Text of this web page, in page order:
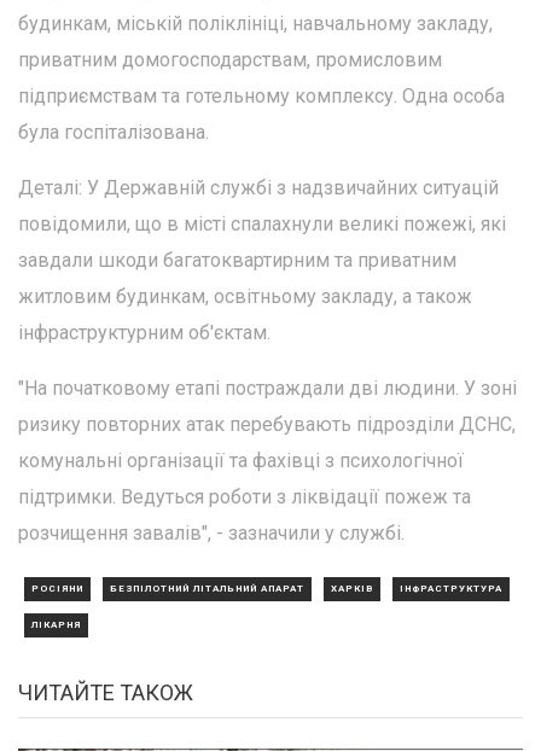
будинкам, міській поліклініці, навчальному закладу,
приватним домогосподарствам, промисловим
підприємствам та готельному комплексу. Одна особа
була госпіталізована.
Деталі: У Державній службі з надзвичайних ситуацій
повідомили, що в місті спалахнули великі пожежі, які
завдали шкоди багатоквартирним та приватним
житловим будинкам, освітньому закладу, а також
інфраструктурним об'єктам.
"На початковому етапі постраждали дві людини. У зоні
ризику повторних атак перебувають підрозділи ДСНС,
комунальні організації та фахівці з психологічної
підтримки. Ведуться роботи з ліквідації пожеж та
розчищення завалів", - зазначили у службі.
РОСІЯНИ БЕЗПІЛОТНИЙ ЛІТАЛЬНИЙ АПАРАТ ХАРКІВ ІНФРАСТРУКТУРА
ЛІКАРНЯ
ЧИТАЙТЕ ТАКОЖ